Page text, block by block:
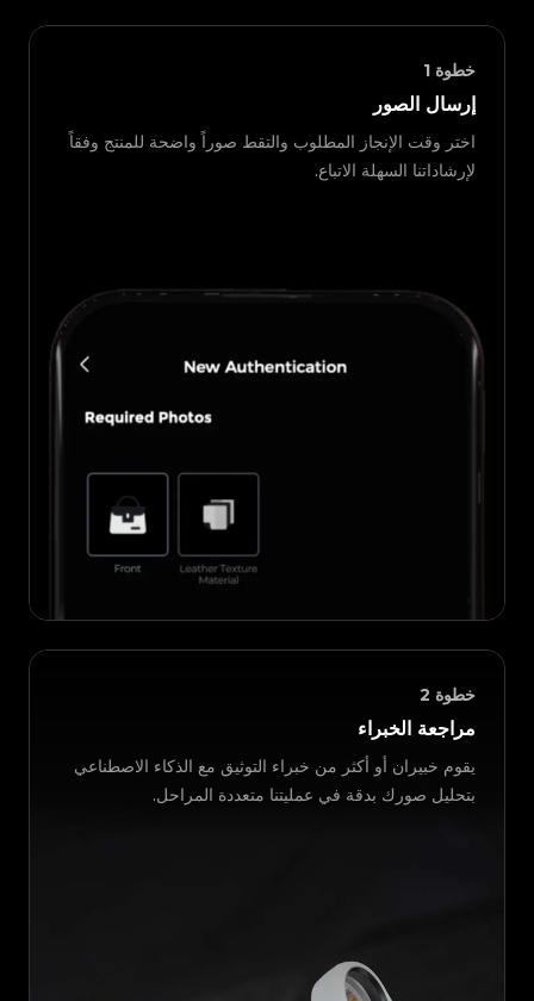
خطوة 1
إرسال الصور
اختر وقت الإنجاز المطلوب والتقط صوراً واضحة للمنتج وفقاً
لإرشاداتنا السهلة الاتباع.
خطوة 2
مراجعة الخبراء
يقوم خبيران أو أكثر من خبراء التوثيق مع الذكاء الاصطناعي
بتحليل صورك بدقة في عمليتنا متعددة المراحل.